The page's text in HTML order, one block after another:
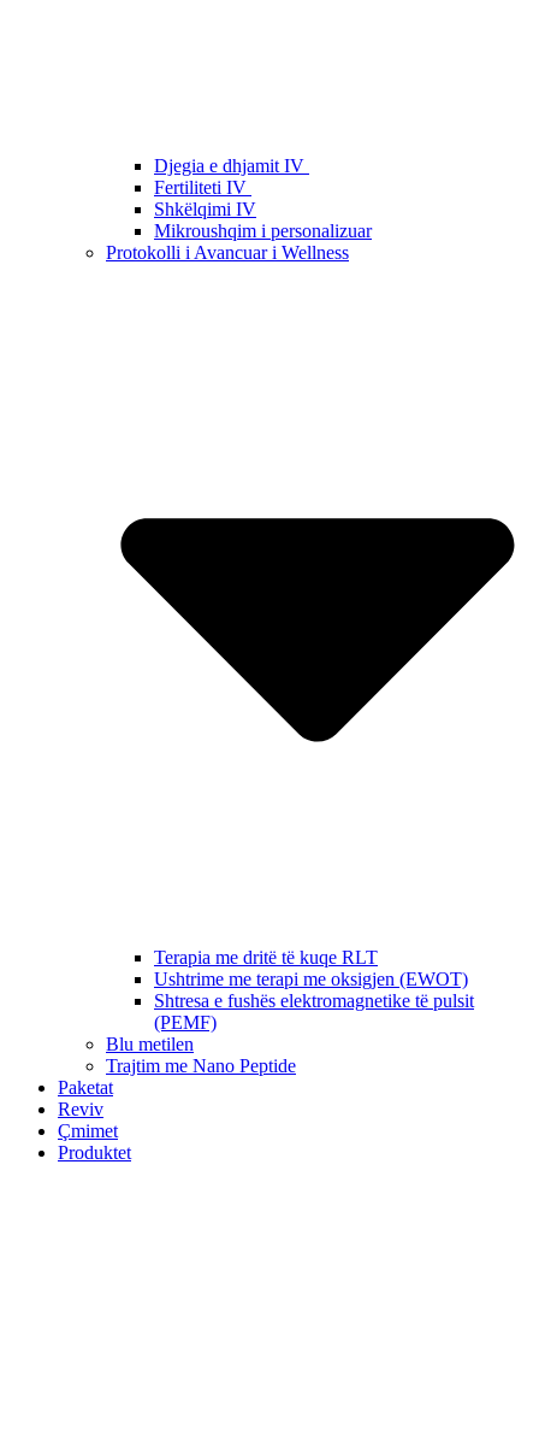
Djegia e dhjamit IV
Fertiliteti IV
Shkëlqimi IV
Mikroushqim i personalizuar
Protokolli i Avancuar i Wellness
Terapia me dritë të kuqe RLT
Ushtrime me terapi me oksigjen (EWOT)
Shtresa e fushës elektromagnetike të pulsit
(PEMF)
Blu metilen
Trajtim me Nano Peptide
Paketat
Reviv
Çmimet
Produktet